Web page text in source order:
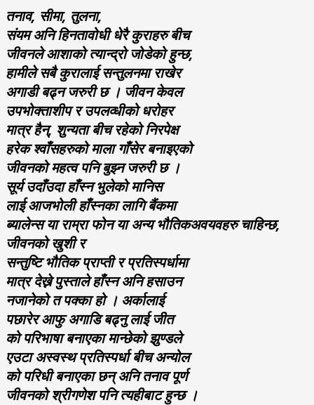
तनाव, सीमा, तुलना,
संयम अनि हिनतावोधी धेरै कुराहरु बीच
जीवनले आशाको त्यान्द्रो जोडेको हुन्छ,
हामीले सबै कुरालाई सन्तुलनमा राखेर
अगाडी बढ्न जरुरी छ । जीवन केवल
उपभोक्ताशीप र उपलव्धीको धरोहर
मात्र हैन्‌, शुन्यता बीच रहेको निरपेक्ष
हरेक श्वाँसहरुको माला गाँसेर बनाइएको
जीवनको महत्व पनि बुझ्न जरुरी छ ।
सूर्य उदाँउदा हाँस्न भुलेको मानिस
लाई आजभोली हाँस्नका लागि बैंकमा
ब्यालेन्स या राम्रा फोन या अन्य भौतिकअवयवहरु चाहिन्छ,
जीवनको खुशी र
सन्तुष्टि भौतिक प्राप्ती र प्रतिस्पर्धामा
मात्र देख्ने पुस्ताले हाँस्न अनि हसाउन
नजानेको त पक्का हो । अर्कालाई
पछारेर आफु अगाडि बढ्नु लाई जीत
को परिभाषा बनाएका मान्छेको झुण्डले
एउटा अस्वस्थ प्रतिस्पर्धा बीच अन्योल
को परिधी बनाएका छन्‌ अनि तनाव पूर्ण
जीवनको श्रीगणेश पनि त्यहीबाट हुन्छ ।